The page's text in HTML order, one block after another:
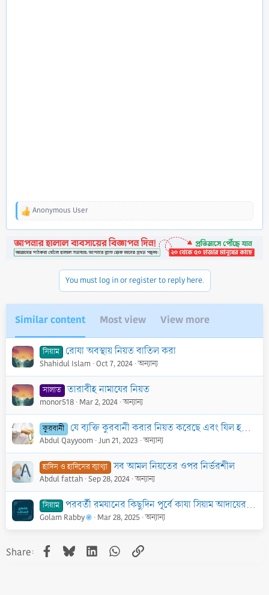
R
c
t
Anonymous User
You must log in or register to reply here.
Similar content Most view View more
সিয়াম রোযা অবস্থায় নিয়ত বাতিল করা
Shahidul Islam Oct 7, 2024 অন্যান্য
সালাত তারাবীহ নামাযের নিয়ত
monor518 Mar 2, 2024 অন্যান্য
কুরবানী যে ব্যক্তি কুরবানী করার নিয়ত করেছে এবং যিল হজ্জ মাসের চাঁদ দেখা দিয়েছে এমন ব্যক্তির কুরবানী না করা পর্যন্ত চুল, চামড়া ও নোখ কাটা থেকে বিরত থাকা
Abdul Qayyoom Jun 21, 2023 অন্যান্য
হাদিস ও হাদিসের ব্যাখ্যা সব আমল নিয়তের ওপর নির্ভরশীল
Abdul fattah Sep 28, 2024 অন্যান্য
সিয়াম পরবর্তী রমযানের কিছুদিন পূর্বে কাযা সিয়াম আদায়ের নিয়ত জায়েয
Golam Rabby Mar 28, 2025 অন্যান্য
Share: Facebook
BlueskyLinkedInWhatsApp
Link